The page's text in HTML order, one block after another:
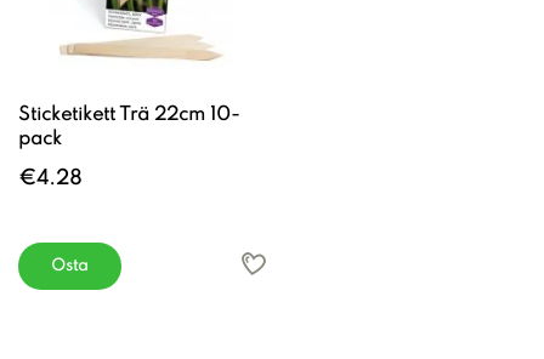
Sticketikett Trä 22cm 10-
pack
€4.28
Osta